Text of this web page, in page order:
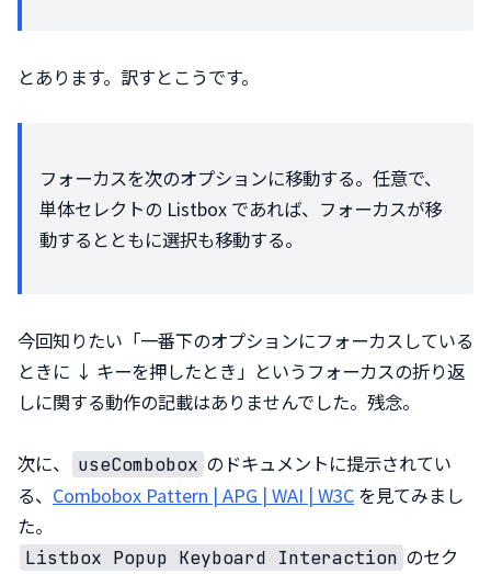
とあります。訳すとこうです。
フォーカスを次のオプションに移動する。任意で、
単体セレクトの Listbox であれば、フォーカスが移
動するとともに選択も移動する。
今回知りたい「一番下のオプションにフォーカスしている
ときに ↓ キーを押したとき」というフォーカスの折り返
しに関する動作の記載はありませんでした。残念。
次に、 useCombobox のドキュメントに提示されてい
る、 Combobox Pattern | APG | WAI | W3C を見てみまし
Listbox Popup Keyboard Interaction のセク